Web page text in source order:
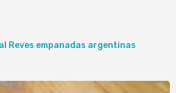
Reves empanadas argentinas